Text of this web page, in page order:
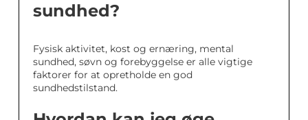
sundhed?
Fysisk aktivitet, kost og ernæring, mental
sundhed, søvn og forebyggelse er alle vigtige
faktorer for at opretholde en god
sundhedstilstand.